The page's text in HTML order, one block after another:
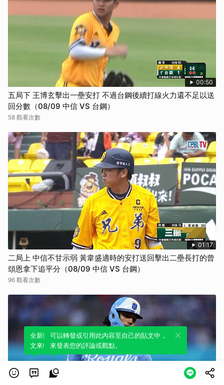
00:50
五局下 王博玄擊出一壘安打 不過台鋼後續打線火力還不足以送
回分數（08/09 中信 VS 台鋼）
58 觀看次數
01:17
二局上 中信不甘示弱 黃韋盛適時的安打送回擊出二壘長打的曾
頌恩拿下追平分（08/09 中信 VS 台鋼）
96 觀看次數
全新體驗！一鍵引用此內容，透過發布貼
文來輕鬆表達個人立場。
可以轉發或引用此內容至自己的貼文中，
來發表您的評論或觀點。